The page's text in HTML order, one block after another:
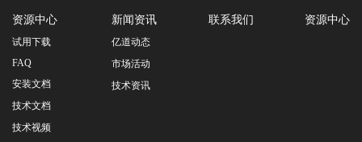
资源中心
试用下载
FAQ
安装文档
技术文档
技术视频
新闻资讯
亿道动态
市场活动
技术资讯
联系我们 资源中心